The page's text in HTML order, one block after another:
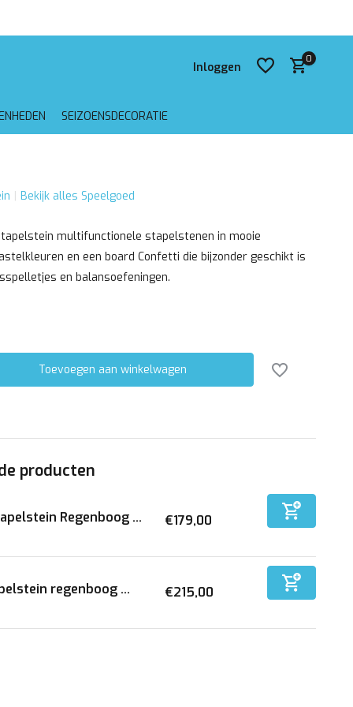
Inloggen
0
SEIZOENSDECORATIE
Bekijk alles Speelgoed
multifunctionele stapelstenen in mooie
en een board Confetti die bijzonder geschikt is
en balansoefeningen.
Toevoegen aan winkelwagen
producten
Regenboog ... €179,00
regenboog ... €215,00